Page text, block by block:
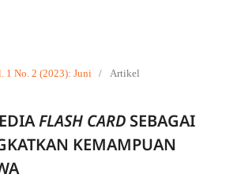
1 No. 2 (2023): Juni / Artikel
FLASH CARDSEBAGAI
KEMAMPUAN